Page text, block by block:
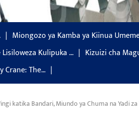
Miongozo ya Kamba ya Kiinua
Kulipuka ...
Kizuizi cha
Crane: The…
katika Bandari, Miundo ya Chuma na Yadi za